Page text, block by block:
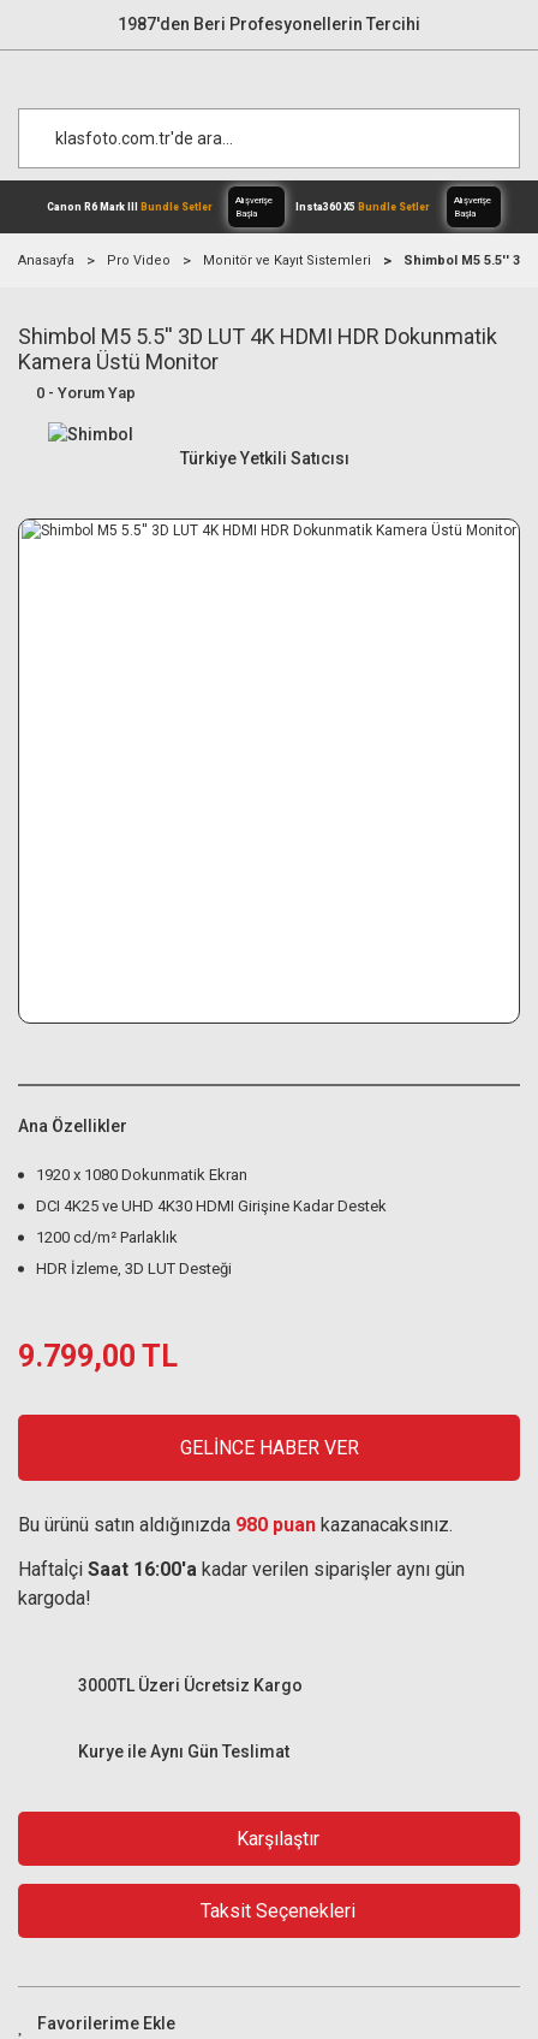
1987'den Beri Profesyonellerin Tercihi
Canon R6 Mark III Bundle Setler
Alışverişe
Anasayfa Pro Video Monitör ve Kayıt Sistemleri Shimbol M5 5.5'' 3D
Shimbol M5 5.5'' 3D LUT 4K HDMI HDR Dokunmatik
Kamera Üstü Monitor
0 - Yorum Yap
Türkiye Yetkili Satıcısı
Ana Özellikler
1920 x 1080 Dokunmatik Ekran
DCI 4K25 ve UHD 4K30 HDMI Girişine Kadar Destek
1200 cd/m² Parlaklık
HDR İzleme, 3D LUT Desteği
9.799,00 TL
GELİNCE HABER VER
Bu ürünü satın aldığınızda 980 puan kazanacaksınız.
Haftaİçi Saat 16:00'a kadar verilen siparişler aynı gün
kargoda!
Kurye ile Aynı Gün Teslimat
3000TL Üzeri Ücretsiz Kargo
Karşılaştır
Taksit Seçenekleri